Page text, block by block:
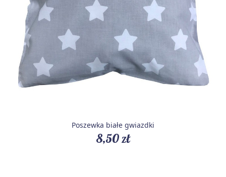
Poszewka białe gwiazdki
8,50 zł